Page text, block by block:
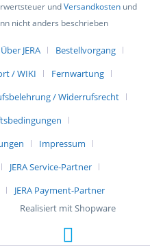
undVersandkostenund
nicht anders beschrieben
Über JERA
Bestellvorgang
/ WIKI
Fernwartung
/ Widerrufsrecht
Impressum
JERA Service-Partner
JERA Payment-Partner
Realisiert mit Shopware